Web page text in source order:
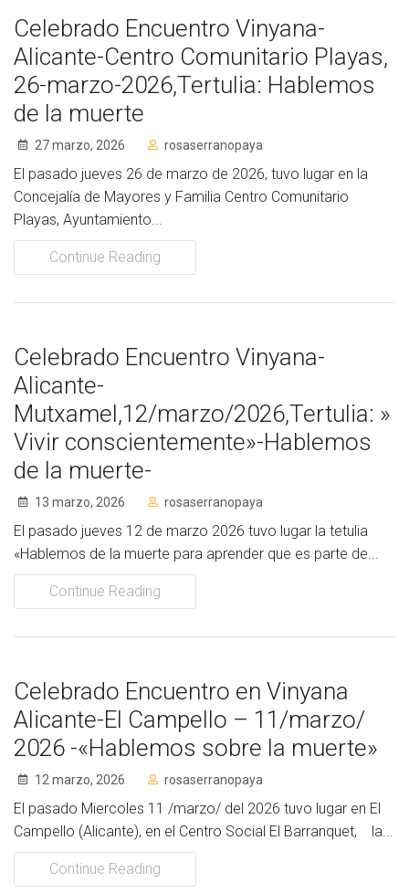
Celebrado Encuentro Vinyana-
Alicante-Centro Comunitario Playas,
26-marzo-2026,Tertulia: Hablemos
de la muerte
27 marzo, 2026 rosaserranopaya
El pasado jueves 26 de marzo de 2026, tuvo lugar en la
Concejalía de Mayores y Familia Centro Comunitario
Playas, Ayuntamiento...
Continue Reading
Celebrado Encuentro Vinyana-
Alicante-
Mutxamel,12/marzo/2026,Tertulia: »
Vivir conscientemente»-Hablemos
de la muerte-
13 marzo, 2026 rosaserranopaya
El pasado jueves 12 de marzo 2026 tuvo lugar la tetulia
«Hablemos de la muerte para aprender que es parte de...
Continue Reading
Celebrado Encuentro en Vinyana
Alicante-El Campello – 11/marzo/
2026 -«Hablemos sobre la muerte»
12 marzo, 2026 rosaserranopaya
El pasado Miercoles 11 /marzo/ del 2026 tuvo lugar en El
Campello (Alicante), en el Centro Social El Barranquet, la...
Continue Reading